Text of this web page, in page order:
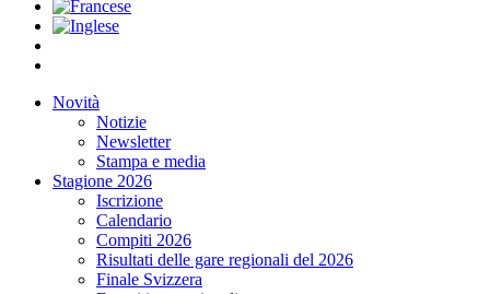
Novità
Notizie
Newsletter
Stampa e media
Stagione 2026
Iscrizione
Calendario
Compiti 2026
Risultati delle gare regionali del 2026
Finale Svizzera